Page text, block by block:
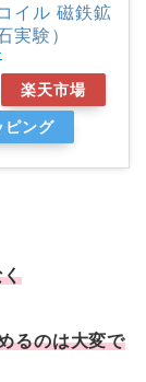
イル 磁鉄鉱
実験）
楽天市場
ピング
く
るのは大変で